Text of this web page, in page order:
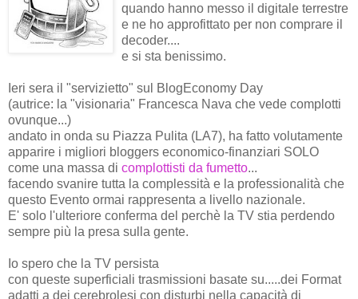
quando hanno messo il digitale terrestre
e ne ho approfittato per non comprare il
decoder....
e si sta benissimo.
Ieri sera il "servizietto" sul BlogEconomy Day
(autrice: la "visionaria" Francesca Nava che vede complotti
ovunque...)
andato in onda su Piazza Pulita (LA7), ha fatto volutamente
apparire i migliori bloggers economico-finanziari SOLO
come una massa di complottisti da fumetto...
facendo svanire tutta la complessità e la professionalità che
questo Evento ormai rappresenta a livello nazionale.
E' solo l'ulteriore conferma del perchè la TV stia perdendo
sempre più la presa sulla gente.
Io spero che la TV persista
con queste superficiali trasmissioni basate su.....dei Format
adatti a dei cerebrolesi con disturbi nella capacità di